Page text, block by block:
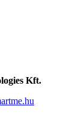
Kft.